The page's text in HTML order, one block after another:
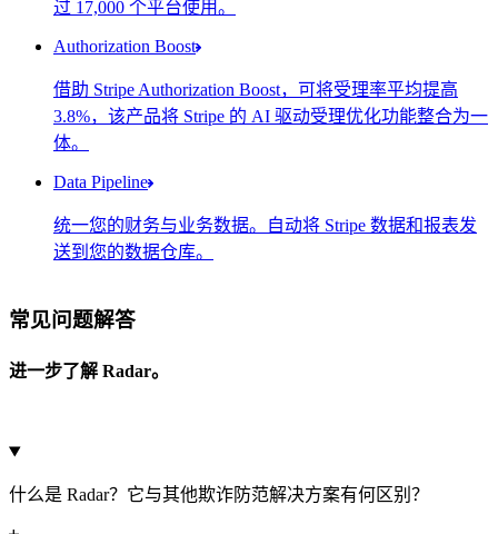
账户
过 17,000 个平台使用。
优化影响摘要
功能
Adaptive Acceptance
Authorization Boost
借助 Stripe Authorization Boost，可将受理率平均提高
3.8%，该产品将 Stripe 的 AI 驱动受理优化功能整合为一
体。
选择您的数据存储目标位置
Data Pipeline
统一您的财务与业务数据。自动将 Stripe 数据和报表发
送到您的数据仓库。
常见问题解答
进一步了解 Radar。
什么是 Radar？它与其他欺诈防范解决方案有何区别？